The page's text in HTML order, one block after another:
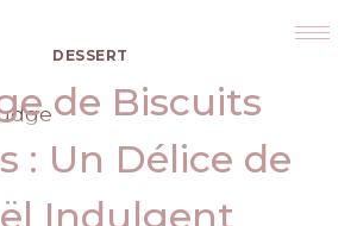
DESSERT
de Biscuits
: Un Délice de
Indulgent